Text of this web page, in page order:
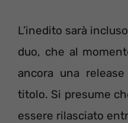
L’inedito sarà
duo, che al
ancora una
titolo. Si presume
essere rilasciato